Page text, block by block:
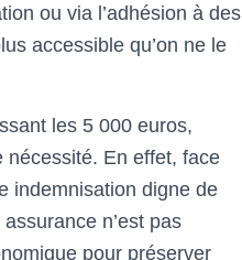
ou via l’adhésion à des
accessible qu’on ne le
les 5 000 euros,
nécessité. En effet, face
indemnisation digne de
n’est pas
pour préserver